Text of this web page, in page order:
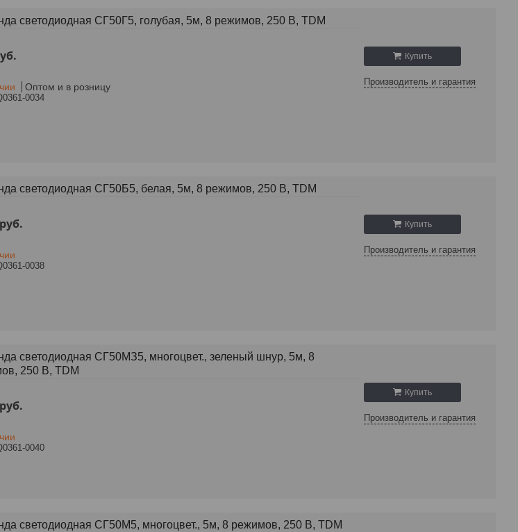
Купить
Производитель и гарантия
светодиодная СГ50Г5, голубая, 5м, 8 режимов, 250 В, TDM
Оптом и в розницу
0034
Купить
Производитель и гарантия
светодиодная СГ50Б5, белая, 5м, 8 режимов, 250 В, TDM
руб.
0038
Купить
Производитель и гарантия
светодиодная СГ50MЗ5, многоцвет., зеленый шнур, 5м, 8
250 В, TDM
руб.
0040
светодиодная СГ50M5, многоцвет., 5м, 8 режимов, 250 В, TDM